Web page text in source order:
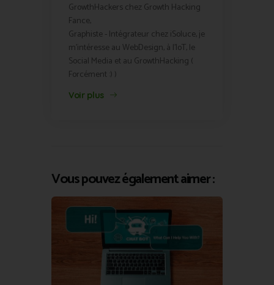
GrowthHackers chez Growth Hacking
Fance,
Graphiste - Intégrateur chez iSoluce, je
m'intéresse au WebDesign, à l'IoT, le
Social Media et au GrowthHacking (
Forcément :) )
Voir plus
Vous pouvez également aimer :